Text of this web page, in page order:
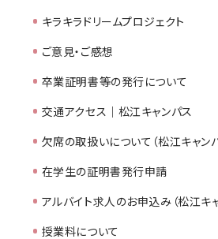
キラキラドリームプロジェクト
ご意見・ご感想
卒業証明書等の発行について
交通アクセス｜松江キャンパス
欠席の取扱いについて（松江キャンパ
在学生の証明書発行申請
アルバイト求人のお申込み（松江キャ
授業料について